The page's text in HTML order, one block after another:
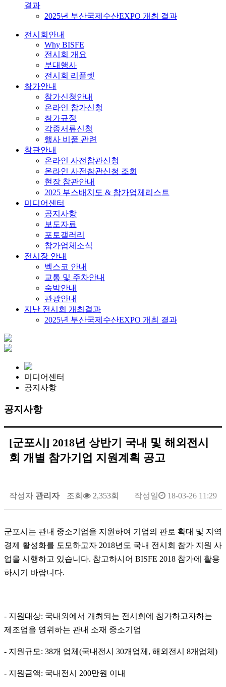
결과
2025년 부산국제수산EXPO 개최 결과
전시회안내
Why BISFE
전시회 개요
부대행사
전시회 리플렛
참가안내
참가신청안내
온라인 참가신청
참가규정
각종서류신청
행사 비품 관련
참관안내
온라인 사전참관신청
온라인 사전참관신청 조회
현장 참관안내
2025 부스배치도 & 참가업체리스트
미디어센터
공지사항
보도자료
포토갤러리
참가업체소식
전시장 안내
벡스코 안내
교통 및 주차안내
숙박안내
관광안내
지난 전시회 개최결과
2025년 부산국제수산EXPO 개최 결과
미디어센터
공지사항
공지사항
[군포시] 2018년 상반기 국내 및 해외전시
회 개별 참가기업 지원계획 공고
작성자 관리자 조회 2,353회 작성일 18-03-26 11:29
군포시는 관내 중소기업을 지원하여 기업의 판로 확대 및 지역
경제 활성화를 도모하고자 2018년도 국내 전시회 참가 지원 사
업을 시행하고 있습니다. 참고하시어 BISFE 2018 참가에 활용
하시기 바랍니다.
- 지원대상: 국내외에서 개최되는 전시회에 참가하고자하는
제조업을 영위하는 관내 소재 중소기업
- 지원규모: 38개 업체(국내전시 30개업체, 해외전시 8개업체)
- 지원금액: 국내전시 200만원 이내